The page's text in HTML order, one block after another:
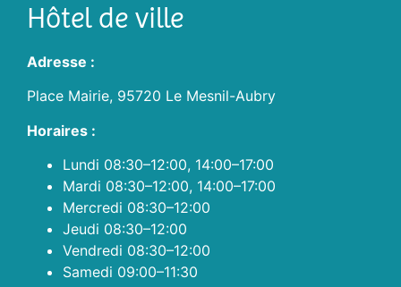
Hôtel de ville
Adresse :
Place Mairie, 95720 Le Mesnil-Aubry
Horaires :
Lundi 08:30–12:00, 14:00–17:00
Mardi 08:30–12:00, 14:00–17:00
Mercredi 08:30–12:00
Jeudi 08:30–12:00
Vendredi 08:30–12:00
Samedi 09:00–11:30